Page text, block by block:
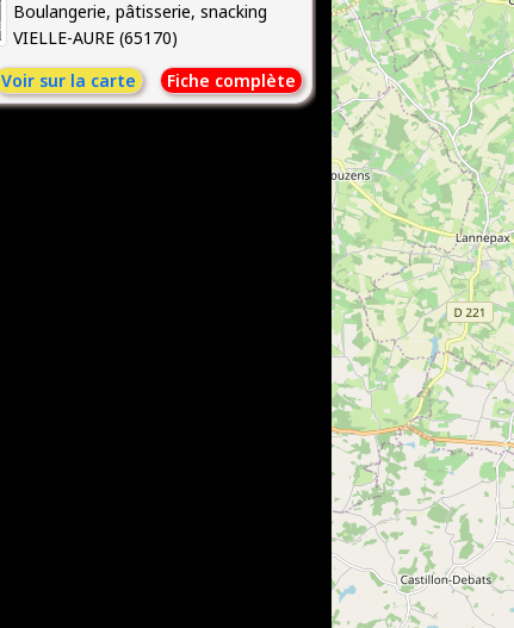
Boulangerie, pâtisserie, snacking
VIELLE-AURE (65170)
Voir sur la carte
Fiche complète